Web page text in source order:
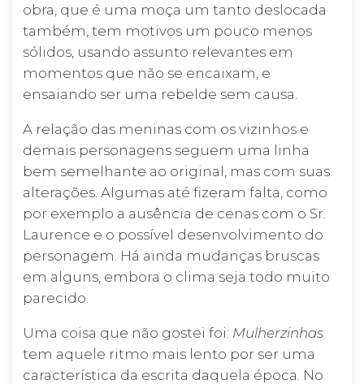
obra, que é uma moça um tanto deslocada
também, tem motivos um pouco menos
sólidos, usando assunto relevantes em
momentos que não se encaixam, e
ensaiando ser uma rebelde sem causa.
A relação das meninas com os vizinhos e
demais personagens seguem uma linha
bem semelhante ao original, mas com suas
alterações. Algumas até fizeram falta, como
por exemplo a ausência de cenas com o Sr.
Laurence e o possível desenvolvimento do
personagem. Há ainda mudanças bruscas
em alguns, embora o clima seja todo muito
parecido.
Uma coisa que não gostei foi: Mulherzinhas
tem aquele ritmo mais lento por ser uma
característica da escrita daquela época. No